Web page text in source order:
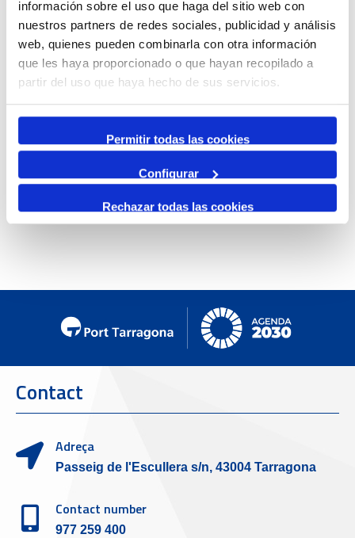
información sobre el uso que haga del sitio web con
nuestros partners de redes sociales, publicidad y análisis
web, quienes pueden combinarla con otra información
que les haya proporcionado o que hayan recopilado a
partir del uso que haya hecho de sus servicios.
Permitir todas las cookies
Configurar
Rechazar todas las cookies
By Month
Jump to month
Preceding Day
Saturday, 22. March 2025
No events were found
Contact
Adreça
Passeig de l'Escullera s/n, 43004 Tarragona
Contact number
977 259 400